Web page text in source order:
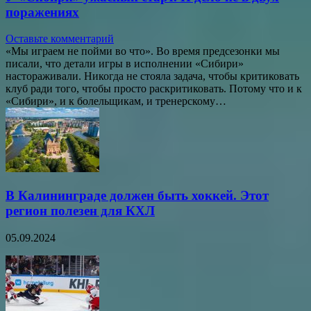
поражениях
Оставьте комментарий
«Мы играем не пойми во что». Во время предсезонки мы
писали, что детали игры в исполнении «Сибири»
настораживали. Никогда не стояла задача, чтобы критиковать
клуб ради того, чтобы просто раскритиковать. Потому что и к
«Сибири», и к болельщикам, и тренерскому…
В Калининграде должен быть хоккей. Этот
регион полезен для КХЛ
05.09.2024